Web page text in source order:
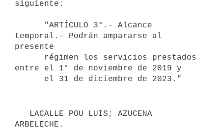
siguiente:
temporal.- Podrán ampararse al
presente
entre el 1° de noviembre de 2019 y